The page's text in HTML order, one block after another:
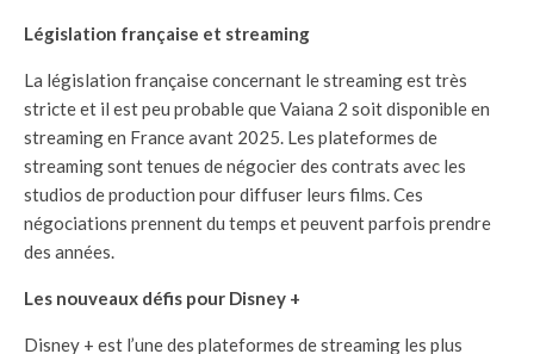
Législation française et streaming
La législation française concernant le streaming est très
stricte et il est peu probable que Vaiana 2 soit disponible en
streaming en France avant 2025. Les plateformes de
streaming sont tenues de négocier des contrats avec les
studios de production pour diffuser leurs films. Ces
négociations prennent du temps et peuvent parfois prendre
des années.
Les nouveaux défis pour Disney +
Disney + est l’une des plateformes de streaming les plus